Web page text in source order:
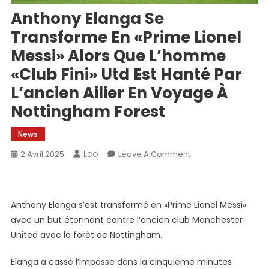
Anthony Elanga Se
Transforme En «Prime Lionel
Messi» Alors Que L’homme
«club Fini» Utd Est Hanté Par
L’ancien Ailier En Voyage À
Nottingham Forest
News
2 Avril 2025 Leo Leave A CommentOn
Transforme
En
Messi»
Anthony Elanga s’est transformé en «Prime Lionel Messi»
avec un but étonnant contre l’ancien club Manchester
United avec la forêt de Nottingham.
Elanga a cassé l’impasse dans la cinquième minutes